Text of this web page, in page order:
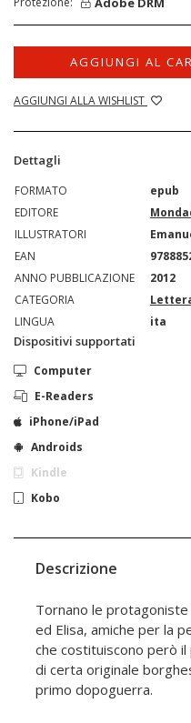
AGGIUNGI AL
AGGIUNGI ALLA WISHLIST
Dettagli
FORMATO
epub
EDITORE
ILLUSTRATORI
EAN
ANNO PUBBLICAZIONE
2012
CATEGORIA
LINGUA
ita
Dispositivi supportati
Computer
E-Readers
iPhone/iPad
Androids
Kindle
Kobo
Descrizione
Tornano le protagoniste
ed Elisa, amiche per la
che costituiscono però
di certa originale
primo dopoguerra.